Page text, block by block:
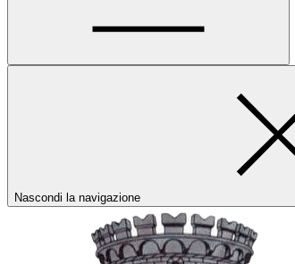
Nascondi la navigazione